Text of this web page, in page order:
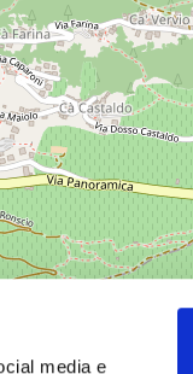
media e